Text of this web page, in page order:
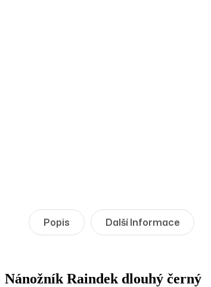
Popis Další Informace
Nánožník Raindek dlouhý černý